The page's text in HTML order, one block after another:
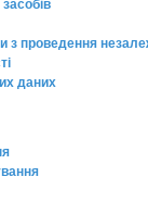
з проведення
даних